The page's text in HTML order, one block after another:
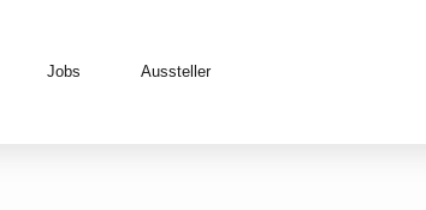
Jobs Aussteller